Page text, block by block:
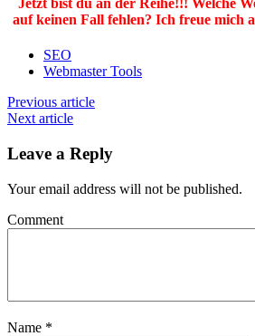
Jetzt bist du an der Reihe!!! Welche
auf keinen Fall fehlen? Ich freue mich
SEO
Webmaster Tools
Previous article
Next article
Leave a Reply
Your email address will not be published.
Comment
Name *